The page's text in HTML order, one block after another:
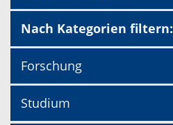
Nach Kategorien filtern:
Forschung
Studium